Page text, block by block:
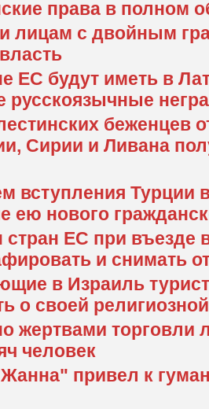
права в полном
лицам с двойным
ЕС будут иметь в
русскоязычные
беженцев
Сирии и Ливана
вступления Турции
ею нового
стран ЕС при въезде
и снимать
в Израиль
о своей
жертвами торговли
человек
привел к